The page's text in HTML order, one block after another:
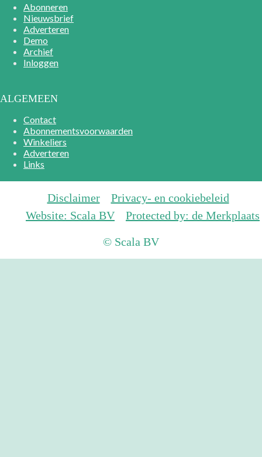
Abonneren
Nieuwsbrief
Adverteren
Demo
Archief
Inloggen
ALGEMEEN
Contact
Abonnementsvoorwaarden
Winkeliers
Adverteren
Links
Disclaimer
Privacy- en cookiebeleid
Website: Scala BV
Protected by: de Merkplaats
© Scala BV